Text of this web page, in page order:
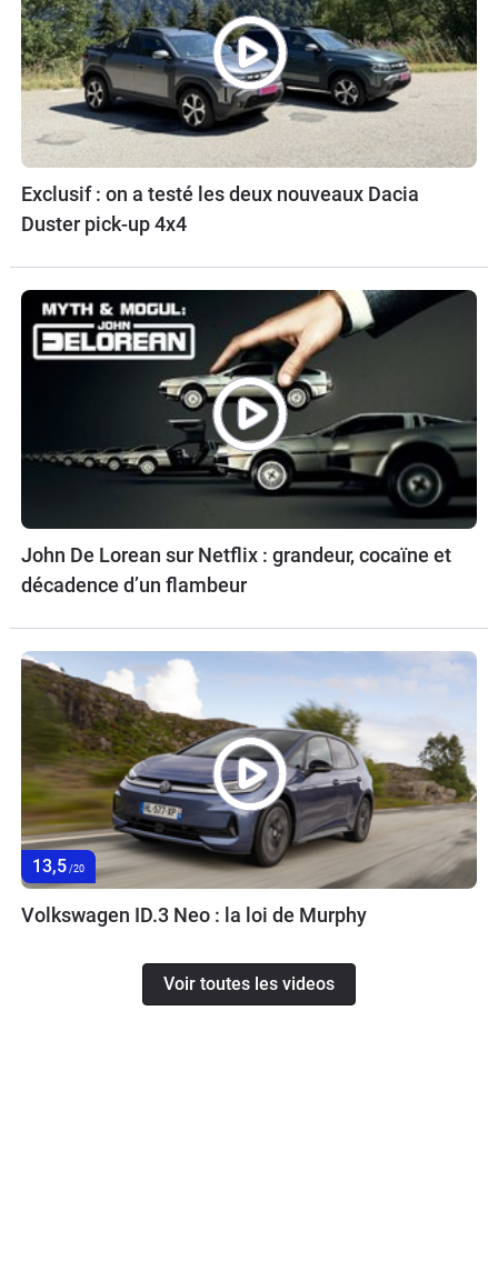
Exclusif : on a testé les deux nouveaux Dacia
Duster pick-up 4x4
John De Lorean sur Netflix : grandeur, cocaïne et
décadence d’un flambeur
13,5 /20
Volkswagen ID.3 Neo : la loi de Murphy
Voir toutes les videos